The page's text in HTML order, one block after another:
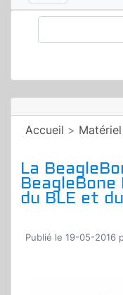
Accueil >
La
du BLE et
Publié le 19-05-2016